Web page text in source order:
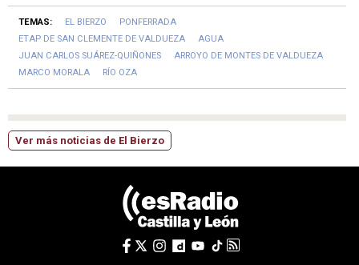
TEMAS: EL BIERZO
PONFERRADA
ETAP DE SAN CLEMENTE DE VALDUEZA
AGUA
JUAN CARLOS SUÁREZ-QUIÑONES
ARROYO DE MONTES DE VALDUEZA
MARCO MORALA
RÍO OZA
Ver más noticias de El Bierzo